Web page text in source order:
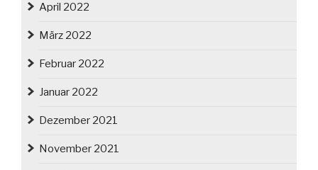
April 2022
März 2022
Februar 2022
Januar 2022
Dezember 2021
November 2021